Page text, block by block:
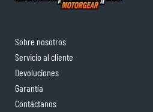
Sobre nosotros
Servicio al cliente
Devoluciones
Garantía
Contáctanos